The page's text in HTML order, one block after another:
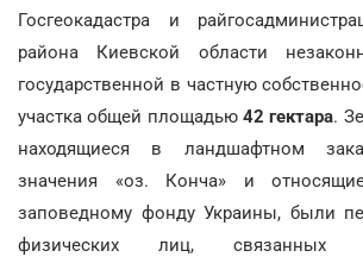
Госгеокадастра и
района Киевской области
государственной в частную
участка общей площадью 42 гектара.
находящиеся в ландшафтном
значения «оз. Конча» и
заповедному фонду Украины, были
физических лиц, связанных